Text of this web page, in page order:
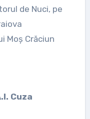
de Nuci, pe
Moș Crăciun
Cuza